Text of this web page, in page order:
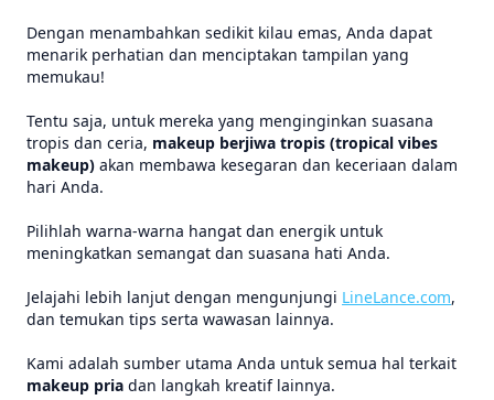
Dengan menambahkan sedikit kilau emas, Anda dapat
menarik perhatian dan menciptakan tampilan yang
memukau!
Tentu saja, untuk mereka yang menginginkan suasana
tropis dan ceria, makeup berjiwa tropis (tropical vibes
makeup) akan membawa kesegaran dan keceriaan dalam
hari Anda.
Pilihlah warna-warna hangat dan energik untuk
meningkatkan semangat dan suasana hati Anda.
Jelajahi lebih lanjut dengan mengunjungi LineLance.com,
dan temukan tips serta wawasan lainnya.
Kami adalah sumber utama Anda untuk semua hal terkait
makeup pria dan langkah kreatif lainnya.